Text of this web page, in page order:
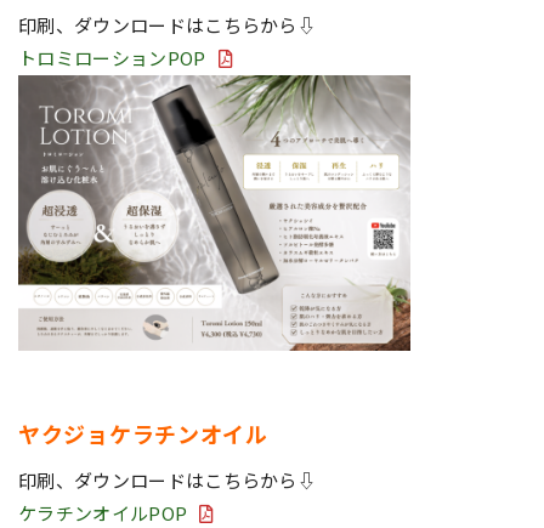
印刷、ダウンロードはこちらから⇩
トロミローションPOP
ヤクジョケラチンオイル
印刷、ダウンロードはこちらから⇩
ケラチンオイルPOP